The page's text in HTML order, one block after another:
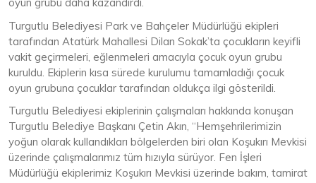
oyun grubu daha kazandırdı.
Turgutlu Belediyesi Park ve Bahçeler Müdürlüğü ekipleri
tarafından Atatürk Mahallesi Dilan Sokak’ta çocukların keyifli
vakit geçirmeleri, eğlenmeleri amacıyla çocuk oyun grubu
kuruldu. Ekiplerin kısa sürede kurulumu tamamladığı çocuk
oyun grubuna çocuklar tarafından oldukça ilgi gösterildi.
Turgutlu Belediyesi ekiplerinin çalışmaları hakkında konuşan
Turgutlu Belediye Başkanı Çetin Akın, “Hemşehrilerimizin
yoğun olarak kullandıkları bölgelerden biri olan Koşukırı Mevkisi
üzerinde çalışmalarımız tüm hızıyla sürüyor. Fen İşleri
Müdürlüğü ekiplerimiz Koşukırı Mevkisi üzerinde bakım, tamirat